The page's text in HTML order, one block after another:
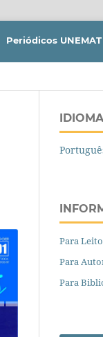
Periódicos UNEMAT
IDIOMA
Para
Para
Para